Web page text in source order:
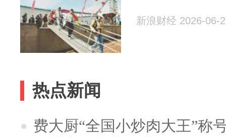
新浪财经 2026-06-
热点新闻
费大厨“全国小炒肉大王”称